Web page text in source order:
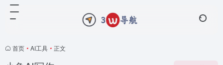
首页 • AI工具 • 正文